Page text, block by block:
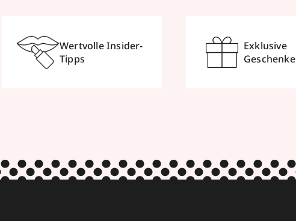
Wertvolle Insider-
Tipps
Exklusive
Geschenke